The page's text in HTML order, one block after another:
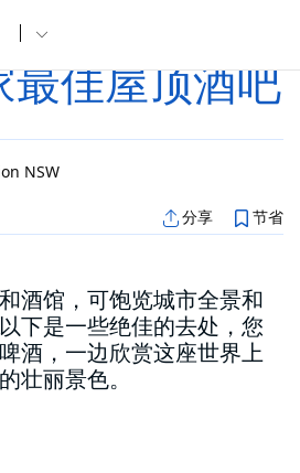
家最佳屋顶酒吧
最佳屋顶酒吧
NSW
分享 节省
酒馆，可饱览城市全景和
下是一些绝佳的去处，您
酒，一边欣赏这座世界上
壮丽景色。